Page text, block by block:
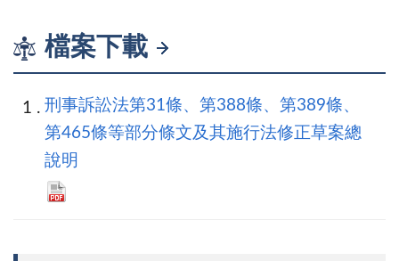
檔案下載
刑事訴訟法第31條、第388條、第389條、
第465條等部分條文及其施行法修正草案總
說明